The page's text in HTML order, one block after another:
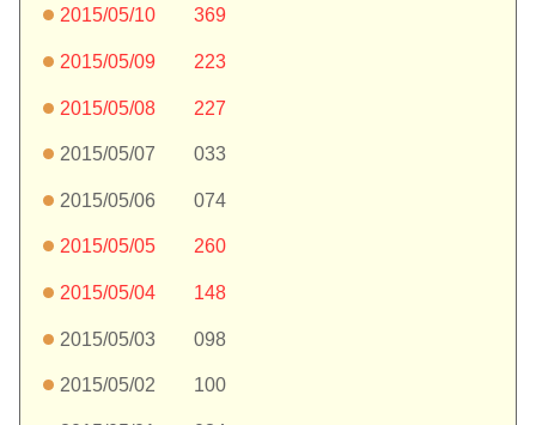
2015/05/10 369
2015/05/09 223
2015/05/08 227
2015/05/07 033
2015/05/06 074
2015/05/05 260
2015/05/04 148
2015/05/03 098
2015/05/02 100